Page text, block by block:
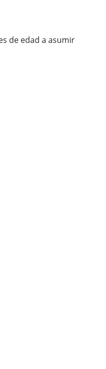
de edad a asumir